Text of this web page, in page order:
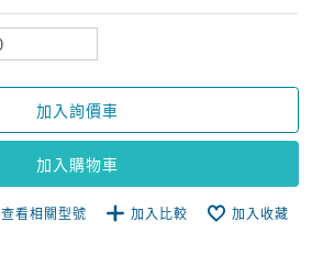
加入詢價車
加入購物車
查看相關型號 加入比較 加入收藏